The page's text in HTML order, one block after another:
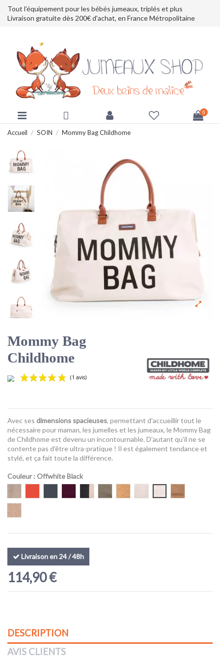
Tout l’équipement pour les bébés jumeaux, triplés et plus
Livraison gratuite dès 200€ d'achat, en France Métropolitaine
0
Accueil SOIN Mommy Bag Childhome
Mommy Bag
Childhome
(1 avis)
Avec ses dimensions spacieuses, permettant d'accueillir tout le
nécessaire pour maman, les jumelles et les jumeaux, le Mommy Bag
de Childhome est devenu un incontournable. D'autant qu'il ne se
contente pas d'être ultra-pratique ! Il est également tendance et
stylé, et ça fait toute la différence.
Couleur: Offwhite Black
AubergineNoir & OrKaki Teddy Beige
Raffia Look
Livraison en 24 / 48h
114,90 €
DESCRIPTION
AVIS CLIENTS